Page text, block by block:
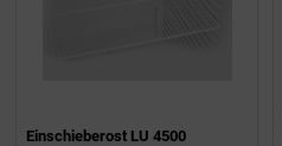
Einschieberost LU 4500